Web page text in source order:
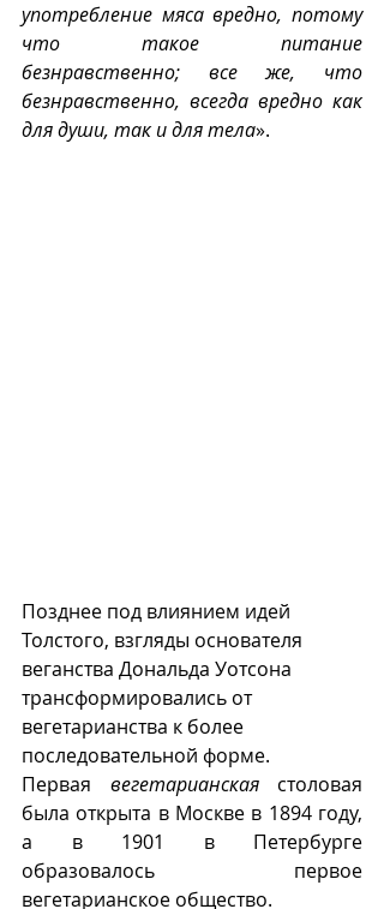
употребление мяса вредно, потому
что такое питание
безнравственно; все же, что
безнравственно, всегда вредно как
для души, так и для тела».
Позднее под влиянием идей
Толстого, взгляды основателя
веганства Дональда Уотсона
трансформировались от
вегетарианства к более
последовательной форме.
Первая вегетарианская столовая
была открыта в Москве в 1894 году,
а в 1901 в Петербурге
образовалось первое
вегетарианское общество.